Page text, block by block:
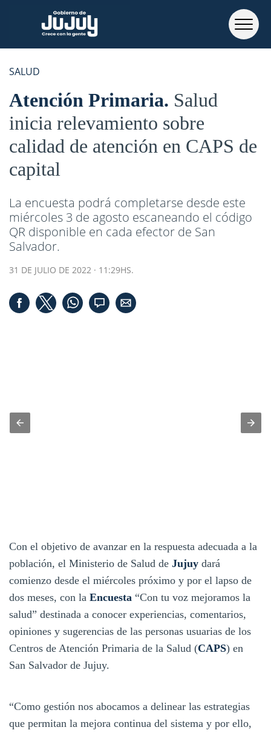
SALUD
Atención Primaria Salud
inicia relevamiento sobre
calidad de atención en CAPS de
capital
La encuesta podrá completarse desde este
miércoles 3 de agosto escaneando el código
QR disponible en cada efector de San
Salvador.
31 DE JULIO DE 2022 · 11:29HS.
Con el objetivo de avanzar en la respuesta adecuada a la
población, el Ministerio de Salud de Jujuy dará
comienzo desde el miércoles próximo y por el lapso de
dos meses, con la Encuesta “Con tu voz mejoramos la
salud” destinada a conocer experiencias, comentarios,
opiniones y sugerencias de las personas usuarias de los
Centros de Atención Primaria de la Salud (CAPS) en
San Salvador de Jujuy.
“Como gestión nos abocamos a delinear las estrategias
que permitan la mejora continua del sistema y por ello,